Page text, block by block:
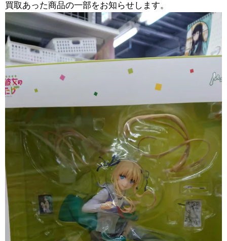
買取あった商品の一部をお知らせします。